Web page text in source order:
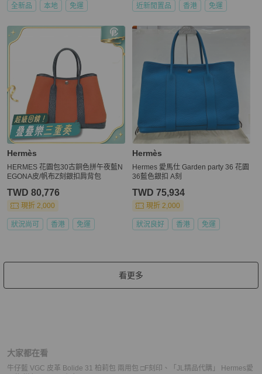
全新品 本地 免運 近新閒置品 香港 免運
Hermès
HERMES 花園包30古銅色拼午夜藍N
EGONA皮/帆布Z刻銀扣肩背包
TWD 80,776
現折 2,000
狀況尚可 香港 免運
Hermès
Hermes 愛馬仕 Garden party 36 花園
36藍色銀扣 A刻
TWD 75,934
現折 2,000
狀況良好 香港 免運
看更多
大家都在看
牛仔藍 VGC 皮革 Bolide 31 柏莉包 兩用包 □F刻印 、
「JL精品代購」 Hermes愛